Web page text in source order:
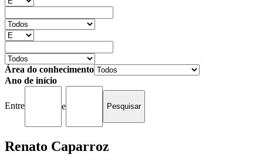
Área do conhecimento
Ano de início
Entre e
Renato Caparroz